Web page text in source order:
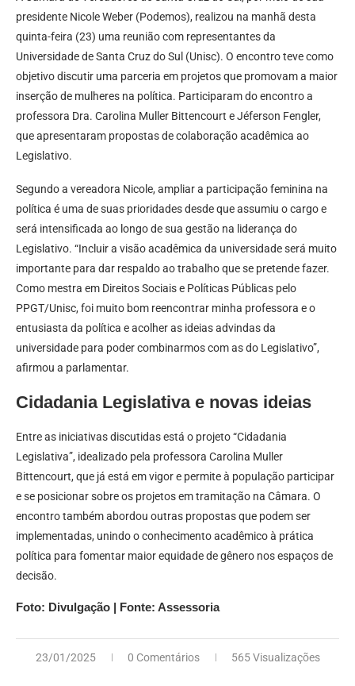
presidente Nicole Weber (Podemos), realizou na manhã desta
quinta-feira (23) uma reunião com representantes da
Universidade de Santa Cruz do Sul (Unisc). O encontro teve como
objetivo discutir uma parceria em projetos que promovam a maior
inserção de mulheres na política. Participaram do encontro a
professora Dra. Carolina Muller Bittencourt e Jéferson Fengler,
que apresentaram propostas de colaboração acadêmica ao
Legislativo.
Segundo a vereadora Nicole, ampliar a participação feminina na
política é uma de suas prioridades desde que assumiu o cargo e
será intensificada ao longo de sua gestão na liderança do
Legislativo. “Incluir a visão acadêmica da universidade será muito
importante para dar respaldo ao trabalho que se pretende fazer.
Como mestra em Direitos Sociais e Políticas Públicas pelo
PPGT/Unisc, foi muito bom reencontrar minha professora e o
entusiasta da política e acolher as ideias advindas da
universidade para poder combinarmos com as do Legislativo”,
afirmou a parlamentar.
Cidadania Legislativa e novas ideias
Entre as iniciativas discutidas está o projeto “Cidadania
Legislativa”, idealizado pela professora Carolina Muller
Bittencourt, que já está em vigor e permite à população participar
e se posicionar sobre os projetos em tramitação na Câmara. O
encontro também abordou outras propostas que podem ser
implementadas, unindo o conhecimento acadêmico à prática
política para fomentar maior equidade de gênero nos espaços de
decisão.
Foto: Divulgação | Fonte: Assessoria
23/01/2025 0 Comentários 565 Visualizações